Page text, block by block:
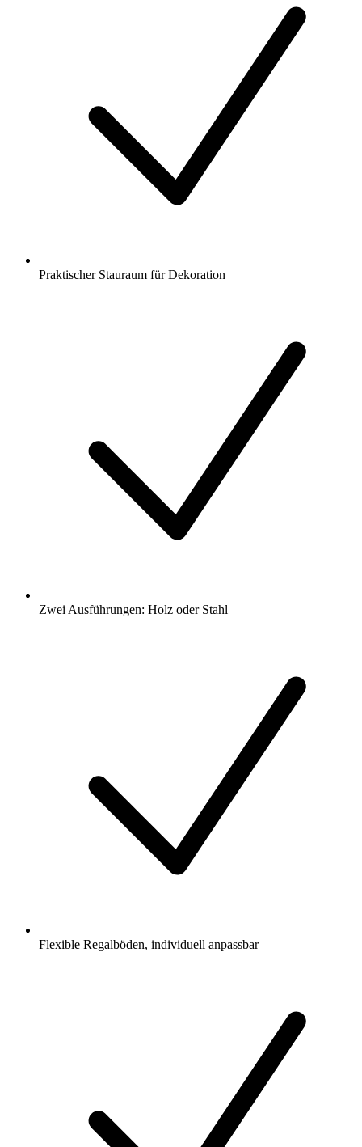
Praktischer Stauraum für Dekoration
Zwei Ausführungen: Holz oder Stahl
Flexible Regalböden, individuell anpassbar